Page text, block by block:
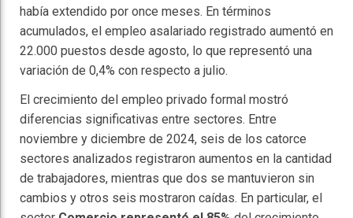
había extendido por once meses. En términos
acumulados, el empleo asalariado registrado aumentó en
22.000 puestos desde agosto, lo que representó una
variación de 0,4% con respecto a julio.
El crecimiento del empleo privado formal mostró
diferencias significativas entre sectores. Entre
noviembre y diciembre de 2024, seis de los catorce
sectores analizados registraron aumentos en la cantidad
de trabajadores, mientras que dos se mantuvieron sin
cambios y otros seis mostraron caídas. En particular, el